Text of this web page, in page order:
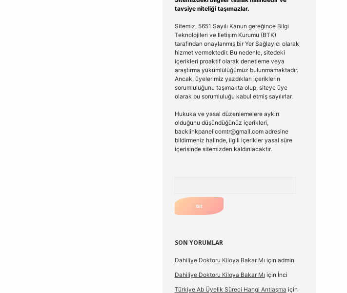
tavsiye niteliği taşımazlar.
Sitemiz, 5651 Sayılı Kanun gereğince Bilgi
Teknolojileri ve İletişim Kurumu (BTK)
tarafından onaylanmış bir Yer Sağlayıcı olarak
hizmet vermektedir. Bu nedenle, sitedeki
içerikleri proaktif olarak denetleme veya
araştırma yükümlülüğümüz bulunmamaktadır.
Ancak, üyelerimiz yazdıkları içeriklerin
sorumluluğunu taşımakta olup, siteye üye
olarak bu sorumluluğu kabul etmiş sayılırlar.
Hukuka ve yasal düzenlemelere aykırı
olduğunu düşündüğünüz içerikleri,
backlinkpanelicomtr@gmail.comadresine
bildirmeniz halinde, ilgili içerikler yasal süre
içerisinde sitemizden kaldırılacaktır.
SON YORUMLAR
Dahiliye Doktoru Kiloya Bakar Mı için admin
Dahiliye Doktoru Kiloya Bakar Mı için İnci
Türkiye Ab Üyelik Süreci Hangi Antlaşma için